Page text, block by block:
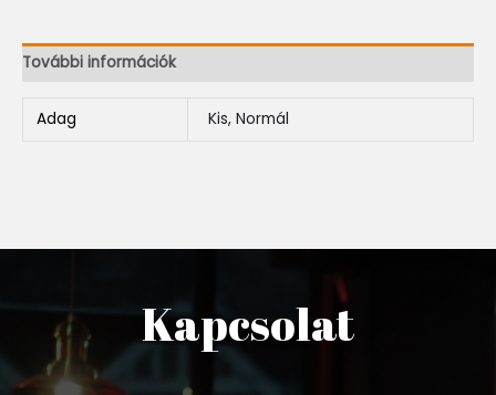
További információk
Adag Kis, Normál
Kapcsolat